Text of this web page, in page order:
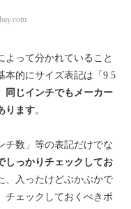
よって分かれていること
本的にサイズ表記は「9.5
同 じインチでもメーカー
ります。
チ数」等の表記だけでな
しっかりチェックしてお
、入ったけどぶかぶかで
チェックしておくべきポ